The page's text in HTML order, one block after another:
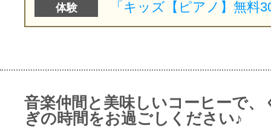
体験
音楽仲間と美味しいコーヒーで、
ぎの時間をお過ごしください♪